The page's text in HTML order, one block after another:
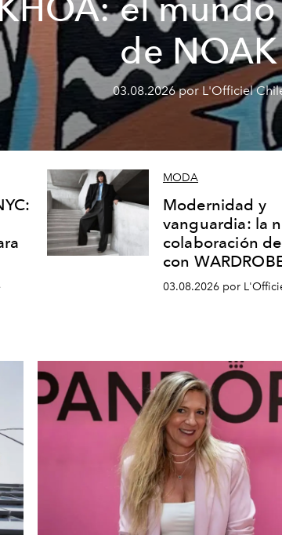
el
de NOAK
03.08.2026 por L'Officiel
MODA
Modernidad y
vanguardia: la
colaboración
con
03.08.2026 por